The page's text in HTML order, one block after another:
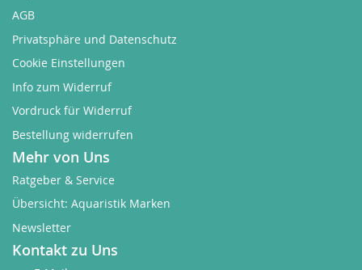
AGB
Privatsphäre und Datenschutz
Cookie Einstellungen
Info zum Widerruf
Vordruck für Widerruf
Bestellung widerrufen
Mehr von Uns
Ratgeber & Service
Übersicht: Aquaristik Marken
Newsletter
Kontakt zu Uns